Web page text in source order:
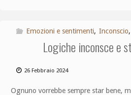
Emozioni e sentimenti, Inconscio,
Logiche inconsce e
26 Febbraio 2024
Ognuno vorrebbe sempre star bene,